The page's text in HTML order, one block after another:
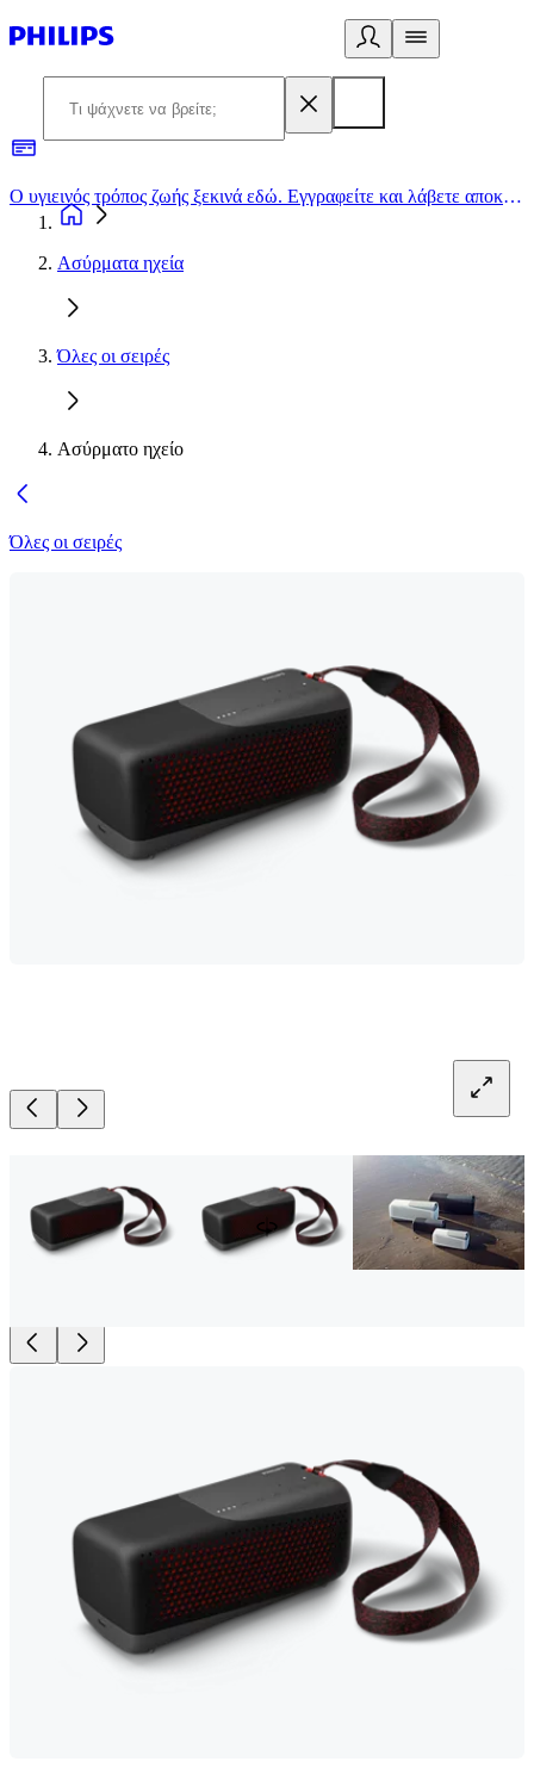
Ο υγιεινός τρόπος ζωής ξεκινά εδώ. Εγγραφείτε και λάβετε αποκλειστικές προσφορές
Ασύρματα ηχεία
Όλες οι σειρές
Ασύρματο ηχείο
Όλες οι σειρές